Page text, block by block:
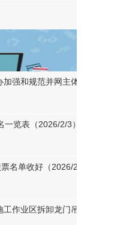
加强和规范并网主体调度管理
览表（2026/2/3）
名单收好（2026/2/2）-今日
作业区拆卸龙门吊发生意外